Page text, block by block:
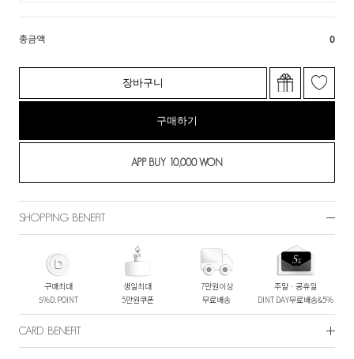
총금액 0
장바구니
구매하기
SHOPPING BENEFIT
구매최대
5%D.POINT
생일최대
5만원쿠폰
7만원이상
무료배송
주말ㆍ공휴일
DINT DAY무료배송&5%
CARD BENEFIT